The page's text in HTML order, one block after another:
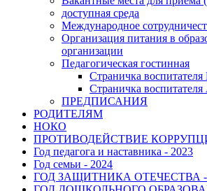
доступная среда
Международное
Организация питания в
организации
Педагогическая гостинная
Страничка
Страничка
ПРЕДПИСАНИЯ
РОДИТЕЛЯМ
НОКО
ПРОТИВОДЕЙСТВИЕ
Год педагога и наставника - 2023
Год семьи - 2024
ГОД ЗАЩИТНИКА ОТЕЧЕСТВА -